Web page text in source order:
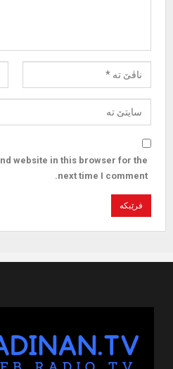
website in this browser for the
next time I comment.